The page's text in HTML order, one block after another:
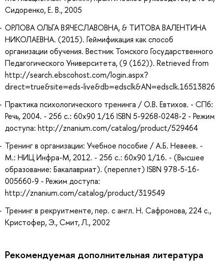
Сидоренко, Е. В., 2005
ОРЛОВА ОЛЬГА ВЯЧЕСЛАВОВНА, & ТИТОВА ВАЛЕНТИНА
НИКОЛАЕВНА. (2015). Геймификация как способ
организации обучения. Вестник Томского Государственного
Педагогического Университета, (9 (162)). Retrieved from
http://search.ebscohost.com/login.aspx?
direct=true&site=eds-live&db=edsclk&AN=edsclk.16513826
Практика психологического тренинга / О.В. Евтихов. - СПб:
Речь, 2004. - 256 с.: 60x90 1/16 ISBN 5-9268-0248-2 - Режим
доступа: http://znanium.com/catalog/product/529464
Тренинг в организации: Учебное пособие / А.Б. Невеев. -
М.: НИЦ Инфра-М, 2012. - 256 с.: 60x90 1/16. - (Высшее
образование: Бакалавриат). (переплет) ISBN 978-5-16-
005660-9 - Режим доступа:
http://znanium.com/catalog/product/319549
Тренинг в рекруитменте, пер. с англ. Н. Сафронова, 224 с.,
Кристофер, Э., Смит, Л., 2002
Рекомендуемая дополнительная литература